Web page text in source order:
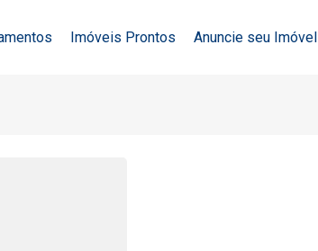
Imóveis Prontos Anuncie seu Imóvel